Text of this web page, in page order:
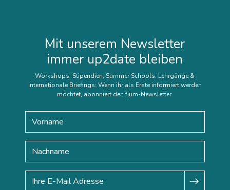
Mit unserem Newsletter
immer up2date bleiben
Workshops, Stipendien, Summer Schools, Lehrgänge &
internationale Briefings: Wenn ihr als Erste informiert werden
möchtet, abonniert den fjum-Newsletter.